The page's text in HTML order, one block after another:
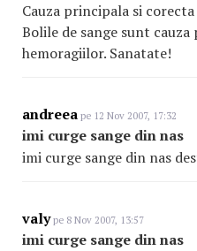
Cauza principala si
Bolile de sange sunt
hemoragiilor. Sanatate!
andreea pe 12 Nov 2007, 17:32
imi curge sange din nas
imi curge sange din nas
valype 8 Nov 2007, 13:57
imi curge sange din nas